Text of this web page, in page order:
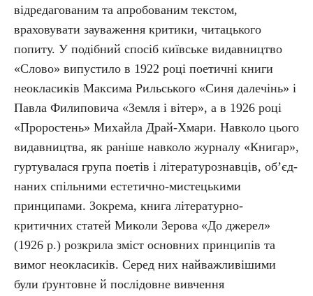
відредагованим та апробованим текстом,
враховувати зауваження критики, читацького
попиту. У подібний спосіб київське видавництво
«Слово» випустило в 1922 році поетичні книги
неокласиків Максима Рильського «Синя далечінь» і
Павла Филиповича «Земля і вітер», а в 1926 році
«Проростень» Михайла Драй-Хмари. Навколо цього
видавництва, як раніше навколо журналу «Книгар»,
гуртувалася група поетів і лі­те­ра­ту­ро­знав­ців, об’єд­
на­них спільними естетично-мистецькими
принципами. Зокрема, книга літературно-
критичних статей Миколи Зерова «До джерел»
(1926 р.) розкрила зміст основних принципів та
вимог неокласиків. Серед них найважливішими
були ґрунтовне й послідовне вивчення